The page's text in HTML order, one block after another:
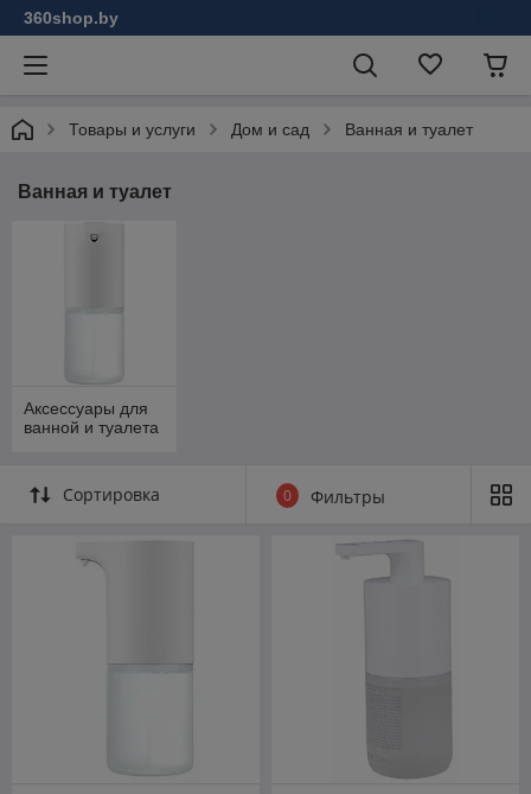
360shop.by
Товары и услуги Дом и сад Ванная и туалет
Ванная и туалет
Аксессуары для
ванной и туалета
Сортировка 0 Фильтры